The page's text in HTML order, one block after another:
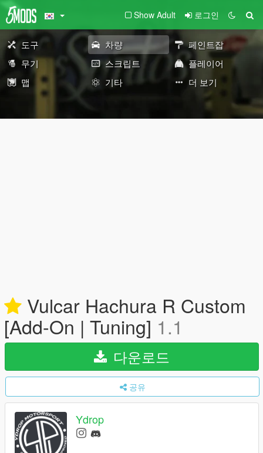
Show Adult 로그인
도구 차량
페인트잡
무기
스크립트
플레이어
맵
기타 더 보기
Vulcar Hachura R Custom
[Add-On | Tuning] 1.1
다운로드
공유
Ydrop